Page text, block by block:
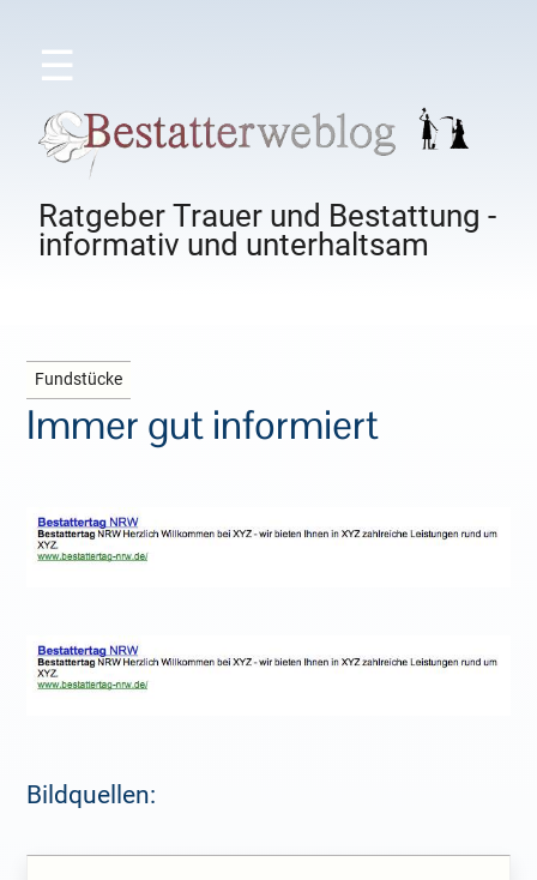
☰
Ratgeber Trauer und Bestattung -
informativ und unterhaltsam
Fundstücke
Immer gut informiert
Bildquellen: